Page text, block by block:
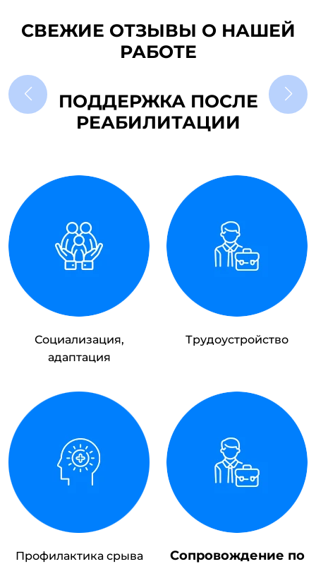
СВЕЖИЕ ОТЗЫВЫ О НАШЕЙ
РАБОТЕ
ПОДДЕРЖКА ПОСЛЕ
РЕАБИЛИТАЦИИ
Социализация,
адаптация
Трудоустройство
Профилактика срыва
Сопровождение по